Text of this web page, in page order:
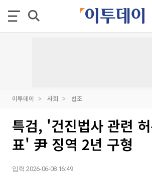
이투데이 사회 법조
특검, '건진법사 관련
표' 尹 징역 2년 구형
입력 2026-06-08 16:49